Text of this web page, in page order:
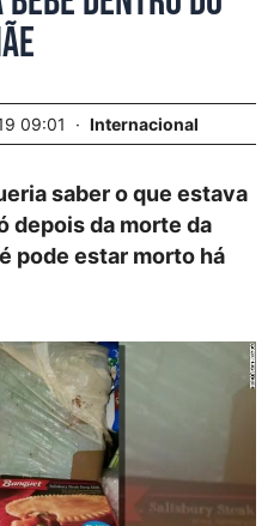
09:01 Internacional
saber o que estava
depois da morte da
pode estar morto há